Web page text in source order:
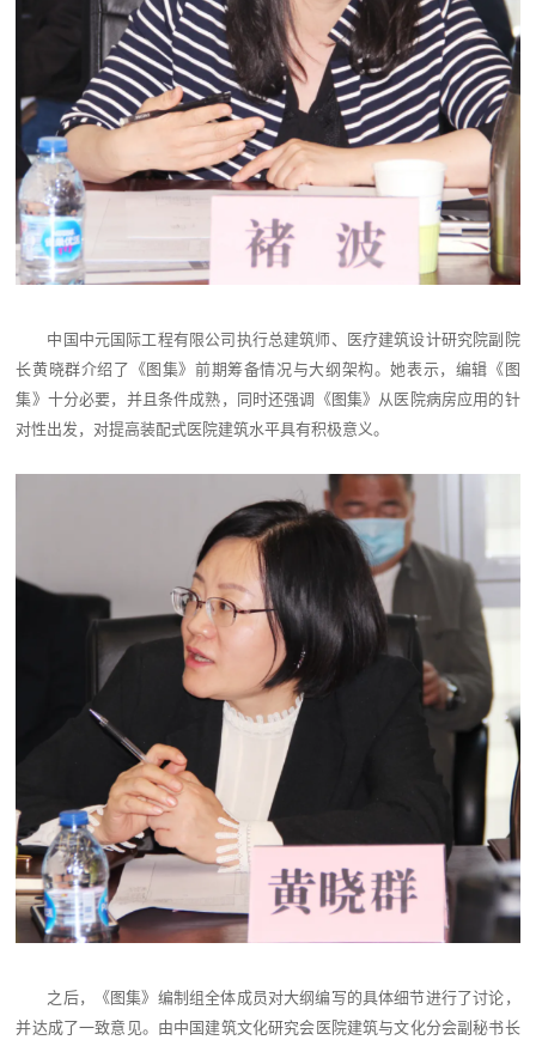
中国中元国际工程有限公司执行总建筑师、医疗建筑设计研究院副院
长黄晓群介绍了《图集》前期筹备情况与大纲架构。她表示，编辑《图
集》十分必要，并且条件成熟，同时还强调《图集》从医院病房应用的针
对性出发，对提高装配式医院建筑水平具有积极意义。
之后，《图集》编制组全体成员对大纲编写的具体细节进行了讨论，
并达成了一致意见。由中国建筑文化研究会医院建筑与文化分会副秘书长